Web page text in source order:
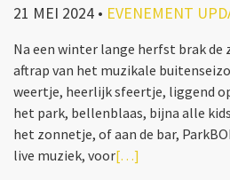
21 MEI 2024 • EVENEMENT
Na een winter lange herfst brak de
aftrap van het muzikale
weertje, heerlijk sfeertje, liggend
het park, bellenblaas, bijna alle
het zonnetje, of aan de bar,
live muziek, voor[…]